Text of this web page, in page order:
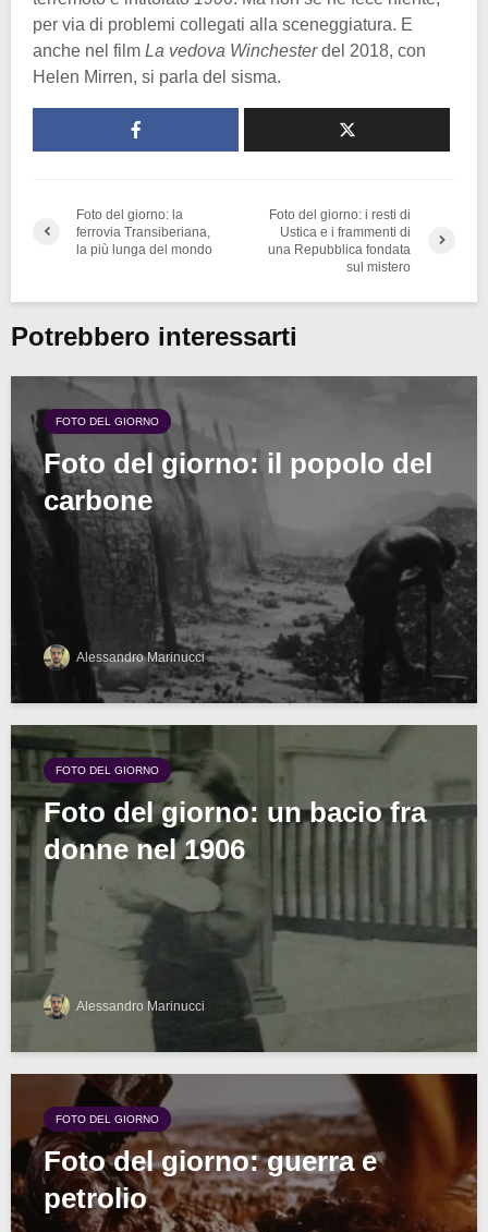
per via di problemi collegati alla sceneggiatura. E
anche nel film La vedova Winchesterdel 2018, con
Helen Mirren, si parla del sisma.
Foto del giorno: la
ferrovia Transiberiana,
la più lunga del mondo
Foto del giorno: i resti di
Ustica e i frammenti di
una Repubblica fondata
sul mistero
Potrebbero interessarti
FOTO DEL GIORNO
Foto del giorno: il popolo del
carbone
Alessandro Marinucci
FOTO DEL GIORNO
Foto del giorno: un bacio fra
donne nel 1906
Alessandro Marinucci
FOTO DEL GIORNO
Foto del giorno: guerra e
petrolio